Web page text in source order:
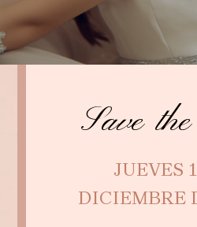
Save
JUEVES
DICIEMBRE